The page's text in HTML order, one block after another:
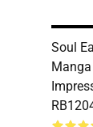
Soul